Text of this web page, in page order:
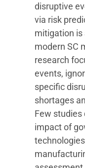
disruptive
via risk
mitigation is
modern SC
research
events,
specific
shortages
Few
impact of